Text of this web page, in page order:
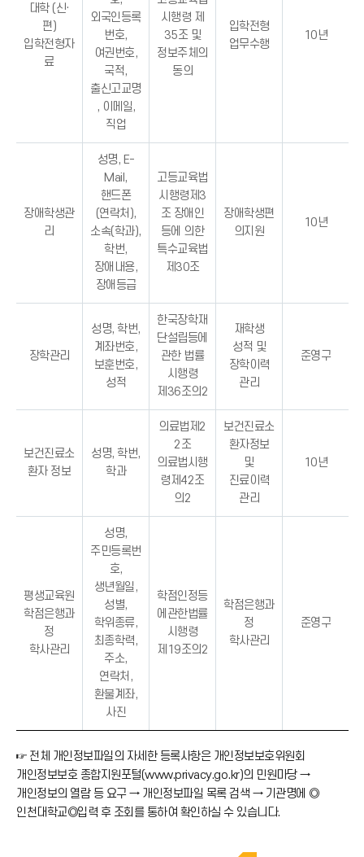
대학 (신·
편)
입학전형자
료
외국인등록
번호,
여권번호,
국적,
출신고교명
, 이메일,
직업
시행령 제
35조 및
정보주체의
동의
입학전형
업무수행
10년
장애학생관
리
성명, E-
Mail,
핸드폰
(연락처),
소속(학과),
학번,
장애내용,
장애등급
고등교육법
시행령제3
조 장애인
등에 의한
특수교육법
제30조
장애학생편
의지원
10년
장학관리
성명, 학번,
계좌번호,
보훈번호,
성적
한국장학재
단설립등에
관한 법률
시행령
제36조의2
재학생
성적 및
장학이력
관리
준영구
보건진료소
환자 정보
성명, 학번,
학과
의료법제2
2조
의료법시행
령제42조
의2
보건진료소
환자정보
및
진료이력
관리
10년
평생교육원
학점은행과
정
학사관리
성명,
주민등록번
호,
생년월일,
성별,
학위종류,
최종학력,
주소,
연락처,
환불계좌,
사진
학점인정등
에관한법률
시행령
제19조의2
학점은행과
정
학사관리
준영구
☞ 전체 개인정보파일의 자세한 등록사항은 개인정보보호위원회
개인정보보호 종합지원포털(www.privacy.go.kr)의 민원마당 →
개인정보의 열람 등 요구 → 개인정보파일 목록 검색 → 기관명에 ◎
인천대학교◎입력 후 조회를 통하여 확인하실 수 있습니다.